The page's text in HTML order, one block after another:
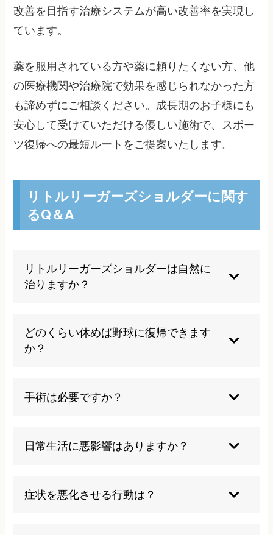
改善を目指す治療システムが高い改善率を実現し
ています。
薬を服用されている方や薬に頼りたくない方、他
の医療機関や治療院で効果を感じられなかった方
も諦めずにご相談ください。成長期のお子様にも
安心して受けていただける優しい施術で、スポー
ツ復帰への最短ルートをご提案いたします。
リトルリーガーズショルダーに関す
るQ＆A
リトルリーガーズショルダーは自然に
治りますか？
するケースは多いです。ただしその後に原因とな
るフォームや体の使い方を見直すことが重要で
どのくらい休めば野球に復帰できます
か？
復するケースが多いです。重症度によっては数カ
月要する場合もあり、経過をしっかり確認しなが
手術は必要ですか？
ます。ごく稀に重篤な変形や損傷の場合のみ、手
術を検討されることがあります。
日常生活に悪影響はありますか？
出ることもあります。早めに対応することで普段
の生活への影響を最小限に抑えることができま
症状を悪化させる行動は？